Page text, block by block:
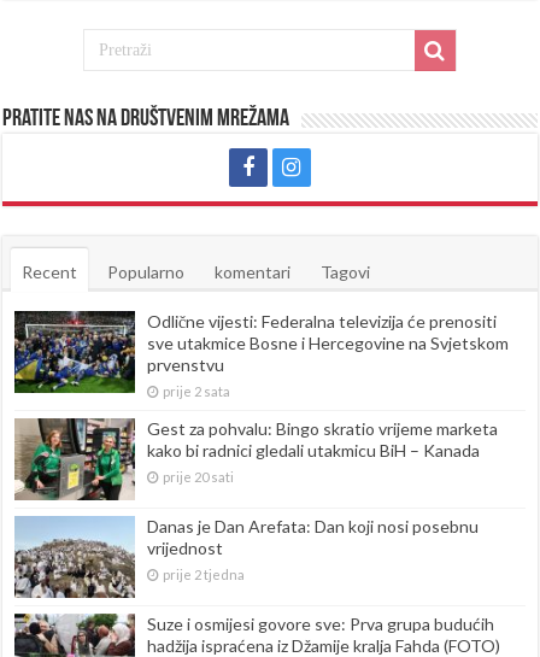
Pratite nas na društvenim mrežama
Recent Popularno komentari Tagovi
Odlične vijesti: Federalna televizija će prenositi
sve utakmice Bosne i Hercegovine na Svjetskom
prvenstvu
prije 2 sata
Gest za pohvalu: Bingo skratio vrijeme marketa
kako bi radnici gledali utakmicu BiH – Kanada
prije 20 sati
Danas je Dan Arefata: Dan koji nosi posebnu
vrijednost
prije 2 tjedna
Suze i osmijesi govore sve: Prva grupa budućih
hadžija ispraćena iz Džamije kralja Fahda (FOTO)